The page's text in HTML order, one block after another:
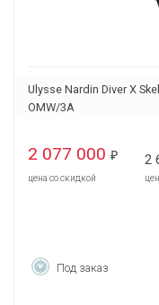
Ulysse Nardin Diver X
OMW/3A
2 077 000 ₽
цена со скидкой
2
Под заказ